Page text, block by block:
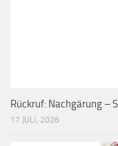
Rückruf: Nachgärung –
17 JULI, 2026